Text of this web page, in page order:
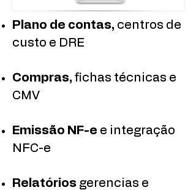
Plano de contas, centros de
custo e DRE
Compras, fichas técnicas e
CMV
Emissão NF-e e integração
NFC-e
Relatórios gerencias e